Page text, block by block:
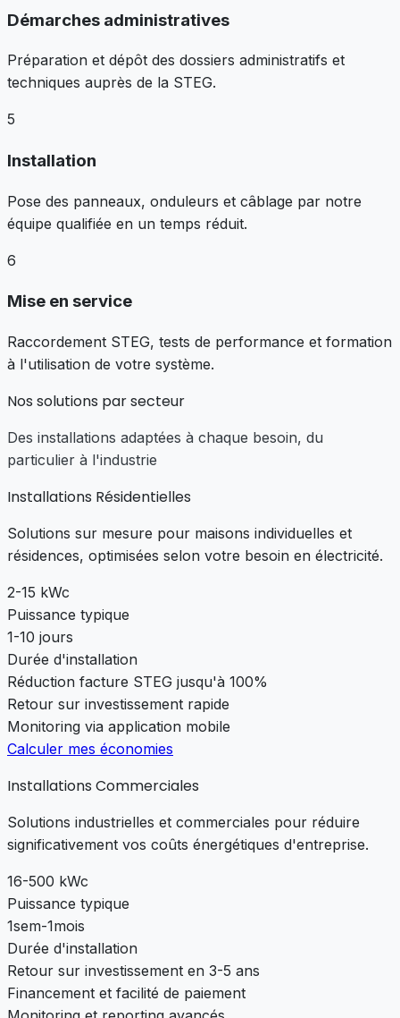
Démarches administratives
Préparation et dépôt des dossiers administratifs et
techniques auprès de la STEG.
5
Installation
Pose des panneaux, onduleurs et câblage par notre
équipe qualifiée en un temps réduit.
6
Mise en service
Raccordement STEG, tests de performance et formation
à l'utilisation de votre système.
Nos solutions par secteur
Des installations adaptées à chaque besoin, du
particulier à l'industrie
Installations Résidentielles
Solutions sur mesure pour maisons individuelles et
résidences, optimisées selon votre besoin en électricité.
2-15 kWc
Puissance typique
1-10 jours
Durée d'installation
Réduction facture STEG jusqu'à 100%
Retour sur investissement rapide
Monitoring via application mobile
Calculer mes économies
Installations Commerciales
Solutions industrielles et commerciales pour réduire
significativement vos coûts énergétiques d'entreprise.
16-500 kWc
Puissance typique
1sem-1mois
Durée d'installation
Retour sur investissement en 3-5 ans
Financement et facilité de paiement